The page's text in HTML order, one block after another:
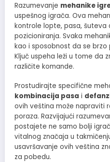
Razumevanje mehanike
uspešnog igrača. Ova
kontrole lopte, pasa, šuteva
pozicioniranja. Svaka
kao i sposobnost da se
Ključ uspeha leži u tome da
različite komande.
Prostudirajte specifične
kombinacija pasa i
ovih veština može napraviti
poraza. Razvijajući
postajete ne samo bolji
vitalnog značaja u
usavršavanje ovih veština
za pobedu.